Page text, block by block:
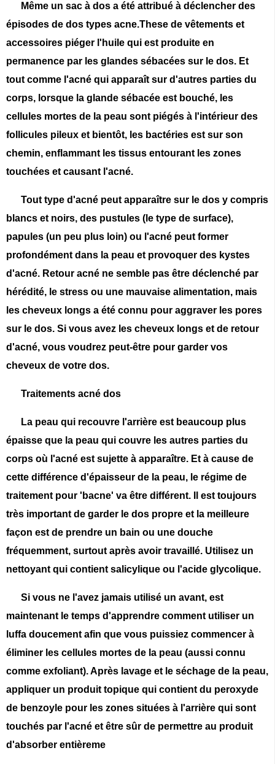
Même un sac à dos a été attribué à déclencher des
épisodes de dos types acne.These de vêtements et
accessoires piéger l'huile qui est produite en
permanence par les glandes sébacées sur le dos. Et
tout comme l'acné qui apparaît sur d'autres parties du
corps, lorsque la glande sébacée est bouché, les
cellules mortes de la peau sont piégés à l'intérieur des
follicules pileux et bientôt, les bactéries est sur son
chemin, enflammant les tissus entourant les zones
touchées et causant l'acné.
Tout type d'acné peut apparaître sur le dos y compris
blancs et noirs, des pustules (le type de surface),
papules (un peu plus loin) ou l'acné peut former
profondément dans la peau et provoquer des kystes
d'acné. Retour acné ne semble pas être déclenché par
hérédité, le stress ou une mauvaise alimentation, mais
les cheveux longs a été connu pour aggraver les pores
sur le dos. Si vous avez les cheveux longs et de retour
d'acné, vous voudrez peut-être pour garder vos
cheveux de votre dos.
Traitements acné dos
La peau qui recouvre l'arrière est beaucoup plus
épaisse que la peau qui couvre les autres parties du
corps où l'acné est sujette à apparaître. Et à cause de
cette différence d'épaisseur de la peau, le régime de
traitement pour 'bacne' va être différent. Il est toujours
très important de garder le dos propre et la meilleure
façon est de prendre un bain ou une douche
fréquemment, surtout après avoir travaillé. Utilisez un
nettoyant qui contient salicylique ou l'acide glycolique.
Si vous ne l'avez jamais utilisé un avant, est
maintenant le temps d'apprendre comment utiliser un
luffa doucement afin que vous puissiez commencer à
éliminer les cellules mortes de la peau (aussi connu
comme exfoliant). Après lavage et le séchage de la peau,
appliquer un produit topique qui contient du peroxyde
de benzoyle pour les zones situées à l'arrière qui sont
touchés par l'acné et être sûr de permettre au produit
d'absorber entièreme